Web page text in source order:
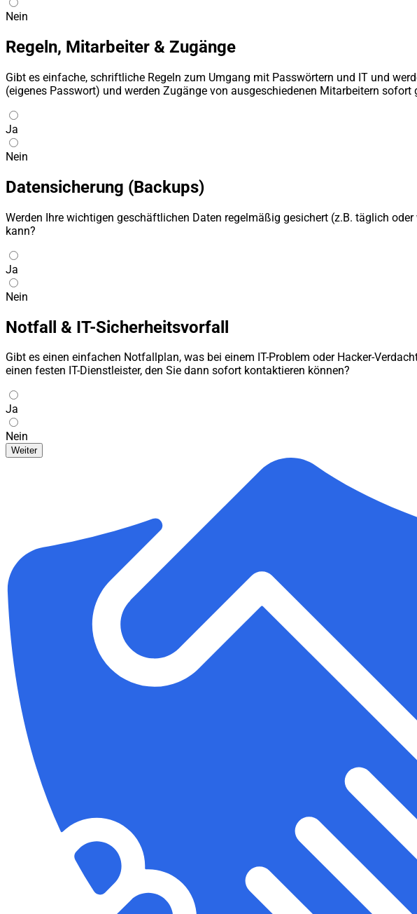
Nein
Regeln, Mitarbeiter & Zugänge
Gibt es einfache, schriftliche Regeln zum Umgang mit Passwörtern und IT und
(eigenes Passwort) und werden Zugänge von ausgeschiedenen Mitarbeitern sofort
Ja
Nein
Datensicherung (Backups)
Werden Ihre wichtigen geschäftlichen Daten regelmäßig gesichert (z.B. täglich
kann?
Ja
Nein
Notfall & IT-Sicherheitsvorfall
Gibt es einen einfachen Notfallplan, was bei einem IT-Problem oder Hacker-
einen festen IT-Dienstleister, den Sie dann sofort kontaktieren können?
Ja
Nein
Weiter